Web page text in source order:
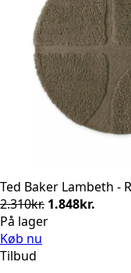
Ted Baker Lambeth -
2.310kr. Den
oprindelige
1.848kr.
På lager
Køb nu
Tilbud